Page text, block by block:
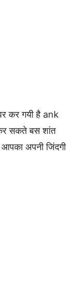
कर गयी है ank
सकते बस शांत
अपनी जिंदगी